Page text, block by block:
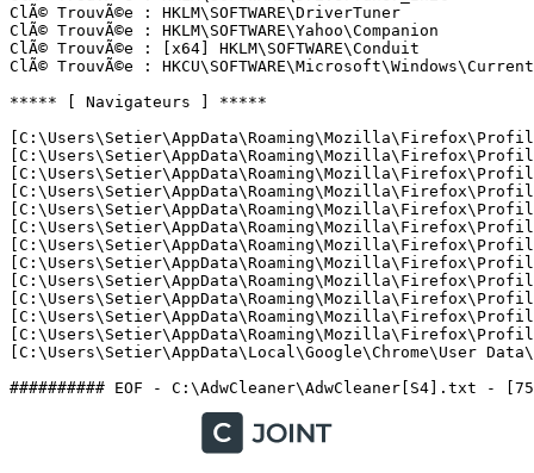
ClÃ© TrouvÃ©e : HKLM\SOFTWARE\DriverTuner
ClÃ© TrouvÃ©e : HKLM\SOFTWARE\Yahoo\Companion
ClÃ© TrouvÃ©e : [x64] HKLM\SOFTWARE\Conduit
ClÃ© TrouvÃ©e :
***** [ Navigateurs ] *****
[C:\Users\Setier\AppData\Local\Google\Chrome\User